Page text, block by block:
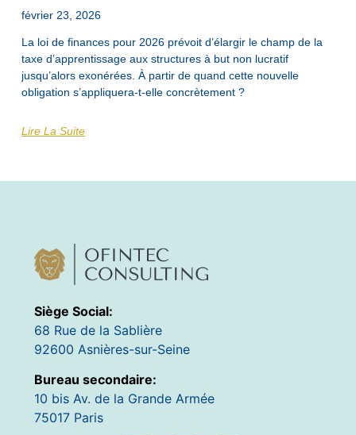
février 23, 2026
La loi de finances pour 2026 prévoit d’élargir le champ de la
taxe d’apprentissage aux structures à but non lucratif
jusqu’alors exonérées. À partir de quand cette nouvelle
obligation s’appliquera-t-elle concrètement ?
Lire La Suite
Siège Social:
68 Rue de la Sablière
92600 Asnières-sur-Seine
Bureau secondaire:
10 bis Av. de la Grande Armée
75017 Paris